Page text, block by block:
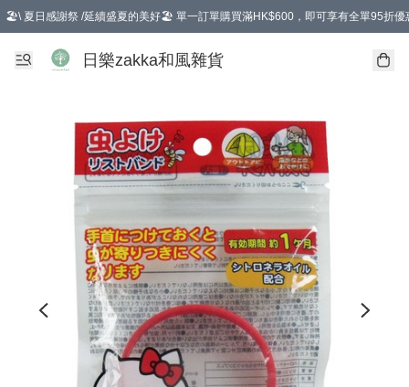
🏖️\ 夏日感謝祭 /延續盛夏的美好🏖️ 單一訂單購買滿HK$600，即可享有全單95折優
選擇GoGoX住宅/工商地址配送，單一訂單消費購物滿HK$680(折扣後），可享有
日樂zakka和風雜貨